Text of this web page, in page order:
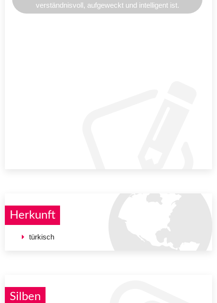
verständnisvoll, aufgeweckt und intelligent ist.
Herkunft
türkisch
Silben